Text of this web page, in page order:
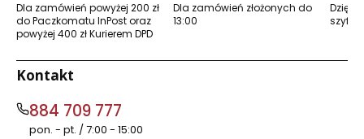
Dla zamówień powyżej 200 zł
do Paczkomatu InPost oraz
powyżej 400 zł Kurierem DPD
Dla zamówień złożonych do
13:00
Dzięki
Kontakt
884 709 777
pon. - pt. / 7:00 - 15:00